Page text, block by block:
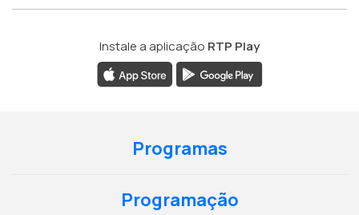
Instale a aplicação RTP Play
Programas
Programação